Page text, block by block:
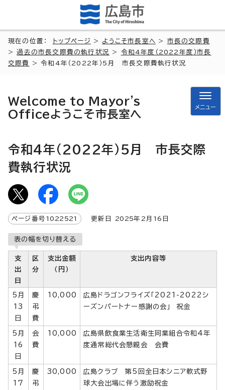
現在の位置： トップページ > ようこそ市長室へ > 市長の交際費
>過去の市長交際費の執行状況 > 令和4年度（2022年度）市長
交際費
> 令和4年（2022年）5月 市長交際費執行状況
Welcome to Mayor's
Officeようこそ市長室へ
メニュー
令和4年（2022年）5月 市長交際
費執行状況
ページ番号 1022521 更新日 2025年2月 16 日
表の幅を切り替える
支
出
日
区
分
支出金額
（円）
支出内容等
5月
13
日
慶
弔
費
10,000
広島ドラゴンフライズ「2021-2022シ
ーズンパートナー感謝の会」 祝金
5月
16
日
会
費
10,000
広島県飲食業生活衛生同業組合令和4年
度通常総代会懇親会 会費
5月
17
慶
弔
30,000
広島クラブ 第5回全日本シニア軟式野
球大会出場に伴う激励祝金